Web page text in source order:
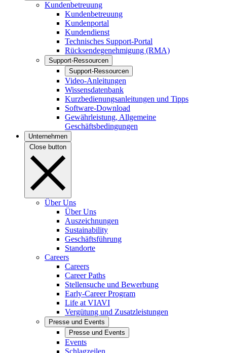
Kundenbetreuung
Kundenbetreuung
Kundenportal
Kundendienst
Technisches Support-Portal
Rücksendegenehmigung (RMA)
Support-Ressourcen
Support-Ressourcen
Video-Anleitungen
Wissensdatenbank
Kurzbedienungsanleitungen und Tipps
Software-Download
Gewährleistung, Allgemeine
Geschäftsbedingungen
Unternehmen
Close button
Über Uns
Über Uns
Auszeichnungen
Sustainability
Geschäftsführung
Standorte
Careers
Careers
Career Paths
Stellensuche und Bewerbung
Early-Career Program
Life at VIAVI
Vergütung und Zusatzleistungen
Presse und Events
Presse und Events
Events